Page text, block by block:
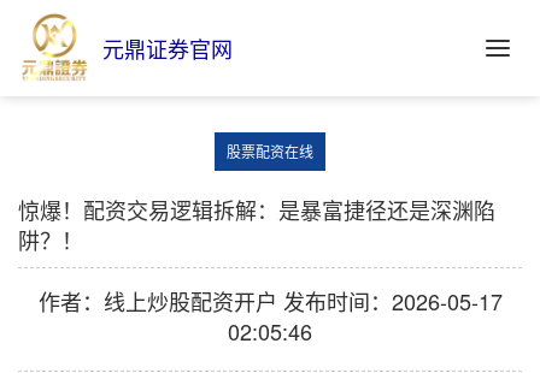
元鼎证券官网
股票配资在线
惊爆！配资交易逻辑拆解：是暴富捷径还是深渊陷
阱？！
作者：线上炒股配资开户 发布时间：2026-05-17
02:05:46